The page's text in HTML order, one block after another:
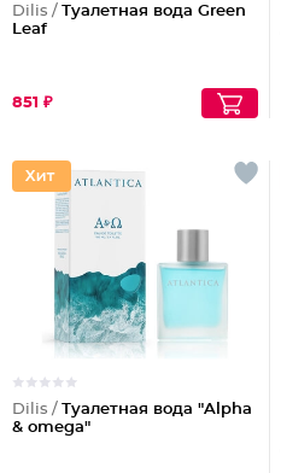
Dilis / Туалетная вода Green
Leaf
851 ₽
Dilis / Туалетная вода "Alpha
& omega"